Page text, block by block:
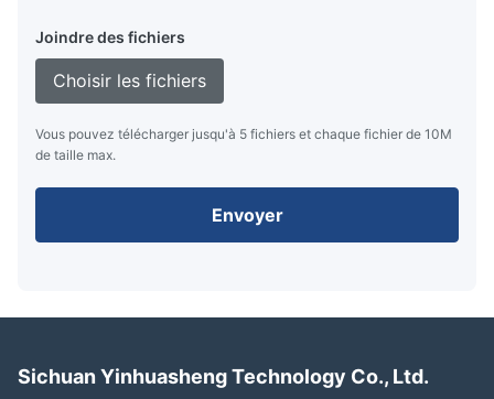
Joindre des fichiers
Choisir les fichiers
Vous pouvez télécharger jusqu'à 5 fichiers et chaque fichier de 10M
de taille max.
Envoyer
Sichuan Yinhuasheng Technology Co., Ltd.